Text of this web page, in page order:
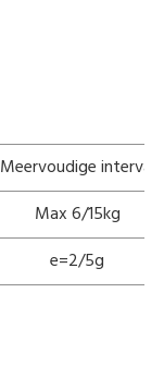
Meervoudige interval
Max 6/15kg
e=2/5g